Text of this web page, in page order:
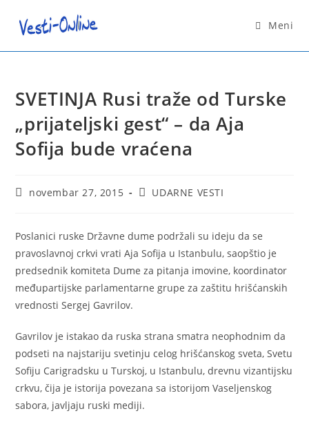
Meni
SVETINJA Rusi traže od Turske
„prijateljski gest“ – da Aja
Sofija bude vraćena
Postnovembar 27, 2015
PostUDARNE VESTI
Poslanici ruske Državne dume podržali su ideju da se
pravoslavnoj crkvi vrati Aja Sofija u Istanbulu, saopštio je
predsednik komiteta Dume za pitanja imovine, koordinator
međupartijske parlamentarne grupe za zaštitu hrišćanskih
vrednosti Sergej Gavrilov.
Gavrilov je istakao da ruska strana smatra neophodnim da
podseti na najstariju svetinju celog hrišćanskog sveta, Svetu
Sofiju Carigradsku u Turskoj, u Istanbulu, drevnu vizantijsku
crkvu, čija je istorija povezana sa istorijom Vaseljenskog
sabora, javljaju ruski mediji.